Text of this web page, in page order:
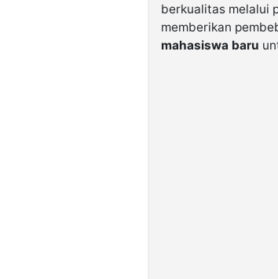
berkualitas melalui
memberikan
mahasiswa baru